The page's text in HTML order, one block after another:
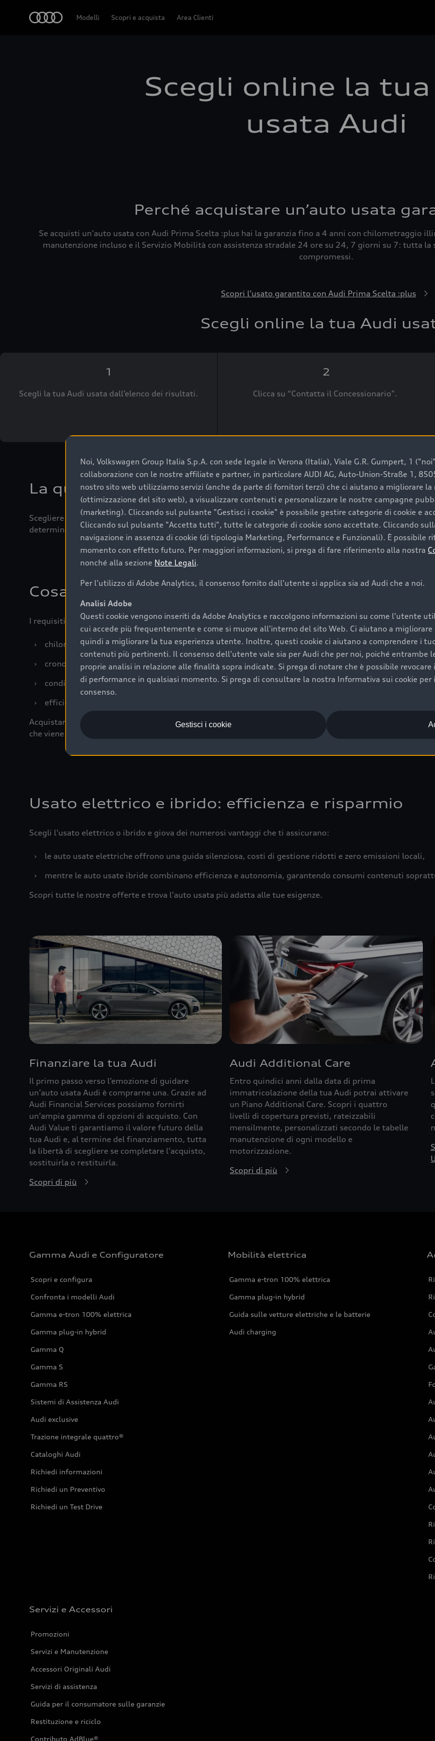
Modelli Scopri e acquista Area Clienti
Scegli online la
usata Audi
Perché acquistare un’auto usata
Se acquisti un’auto usata con Audi Prima Scelta :plus hai la garanzia fino a 4 anni con chilometraggio
manutenzione incluso e il Servizio Mobilità con assistenza stradale 24 ore su 24, 7 giorni su 7: tutta la
compromessi.
Scopri l’usato garantito con Audi Prima Scelta :plus
Scegli online la tua Audi
1
Scegli la tua Audi usata dall’elenco dei risultati.
2
Clicca su “Contatta il Concessionario".
La qualità di acquistare un’auto usata Audi
Scegliere un’auto usata è una decisione che coniuga convenienza, affidabilità e sostenibilità. Per fare un
determinanti come la garanzia inclusa e l’affidabilità del marchio. Audi offre l’auto usata perfetta tramite
Cosa sapere prima di acquistare la tua prossima
I requisiti fondamentali da considerare prima di acquistare un’auto usata, oltre al prezzo e all'aspetto,
›
chilometraggio: un valore contenuto corrisponde a uno stato migliore del veicolo e a una maggiore
›
cronologia dei tagliandi: una documentazione completa della vettura certifica una manutenzione
›
condizioni della carrozzeria e degli interni: una buona conservazione evidenzia cura e attenzione del
›
efficienza meccanica: motore, trasmissione e componenti principali in ottimo stato garantiscono
Acquistare un’auto usata in una Concessionaria ufficiale Audi che offre l’usato garantito tramite Audi
che viene sottoposto a 110 controlli approfonditi e coperto da garanzia fino a 4 anni per una maggiore
Usato elettrico e ibrido: efficienza e risparmio
Scegli l’usato elettrico o ibrido e giova dei numerosi vantaggi che ti assicurano:
›
le auto usate elettriche offrono una guida silenziosa, costi di gestione ridotti e zero emissioni locali,
›
mentre le auto usate ibride combinano efficienza e autonomia, garantendo consumi contenuti
Scopri tutte le nostre offerte e trova l’auto usata più adatta alle tue esigenze.
Finanziare la tua Audi
Il primo passo verso l’emozione di guidare
un’auto usata Audi è comprarne una. Grazie ad
Audi Financial Services possiamo fornirti
un’ampia gamma di opzioni di acquisto. Con
Audi Value ti garantiamo il valore futuro della
tua Audi e, al termine del finanziamento, tutta
la libertà di scegliere se completare l’acquisto,
sostituirla o restituirla.
Scopri di più
Audi Additional Care
Entro quindici anni dalla data di prima
immatricolazione della tua Audi potrai attivare
un Piano Additional Care. Scopri i quattro
livelli di copertura previsti, rateizzabili
mensilmente, personalizzati secondo le tabelle
manutenzione di ogni modello e
motorizzazione.
Scopri di più
Gamma Audi e Configuratore
Scopri e configura
Confronta i modelli Audi
Gamma e-tron 100% elettrica
Gamma plug-in hybrid
Gamma Q
Gamma S
Gamma RS
Sistemi di Assistenza Audi
Audi exclusive
Trazione integrale quattro®
Cataloghi Audi
Richiedi informazioni
Richiedi un Preventivo
Richiedi un Test Drive
Mobilità elettrica
Gamma e-tron 100% elettrica
Gamma plug-in hybrid
Guida sulle vetture elettriche e le batterie
Audi charging
Servizi e Accessori
Promozioni
Servizi e Manutenzione
Accessori Originali Audi
Servizi di assistenza
Guida per il consumatore sulle garanzie
Restituzione e riciclo
Contributo AdBlue®
Noi, Volkswagen Group Italia S.p.A. con sede legale in Verona (Italia), Viale G.R. Gumpert, 1
collaborazione con le nostre affiliate e partner, in particolare AUDI AG, Auto-Union-Straße 1,
nostro sito web utilizziamo servizi (anche da parte di fornitori terzi) che ci aiutano a migliorare la
(ottimizzazione del sito web), a visualizzare contenuti e personalizzare le nostre campagne
(marketing). Cliccando sul pulsante "Gestisci i cookie" è possibile gestire categorie di cookie e
Cliccando sul pulsante "Accetta tutti", tutte le categorie di cookie sono accettate. Cliccando
navigazione in assenza di cookie (di tipologia Marketing, Performance e Funzionali). È possibile
momento con effetto futuro. Per maggiori informazioni, si prega di fare riferimento alla nostra
nonché alla sezione Note Legali.
Per l'utilizzo di Adobe Analytics, il consenso fornito dall'utente si applica sia ad Audi che a noi.
Analisi Adobe
Questi cookie vengono inseriti da Adobe Analytics e raccolgono informazioni su come l'utente
cui accede più frequentemente e come si muove all'interno del sito Web. Ci aiutano a
quindi a migliorare la tua esperienza utente. Inoltre, questi cookie ci aiutano a comprendere i
contenuti più pertinenti. Il consenso dell'utente vale sia per Audi che per noi, poiché entrambe
proprie analisi in relazione alle finalità sopra indicate. Si prega di notare che è possibile
di performance in qualsiasi momento. Si prega di consultare la nostra Informativa sui cookie per
consenso.
Gestisci i cookie